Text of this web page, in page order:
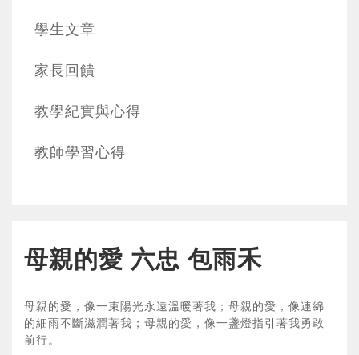
學生文章
家長回饋
教學紀實與心得
教師學習心得
母親的愛 六忠 包雨禾
母親的愛，像一束陽光永遠溫暖著我；母親的愛，像連綿
的細雨不斷滋潤著我；母親的愛，像一盞燈指引著我勇敢
前行。